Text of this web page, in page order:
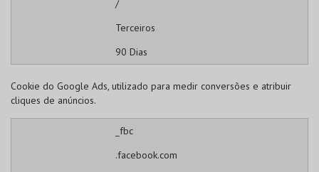
/
Terceiros
90 Dias
Cookie do Google Ads, utilizado para medir conversões e atribuir
cliques de anúncios.
_fbc
.facebook.com